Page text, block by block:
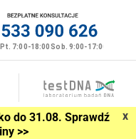
do 31.08. Sprawdź
>>
x